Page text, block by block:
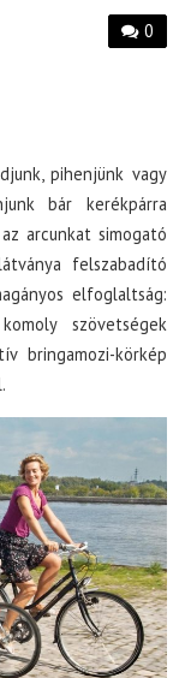
0
pihenjünk vagy
bár kerékpárra
arcunkat simogató
felszabadító
elfoglaltság:
szövetségek
bringamozi-körkép